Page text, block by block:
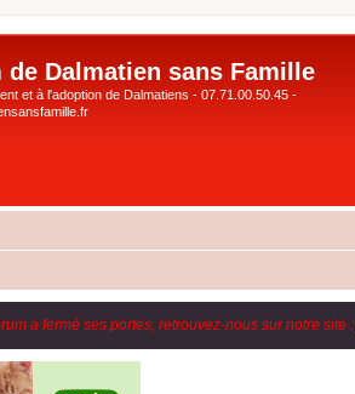
de Dalmatien sans Famille
et à l'adoption de Dalmatiens - 07.71.00.50.45 -
a fermé ses portes, retrouvez-nous sur notre site :